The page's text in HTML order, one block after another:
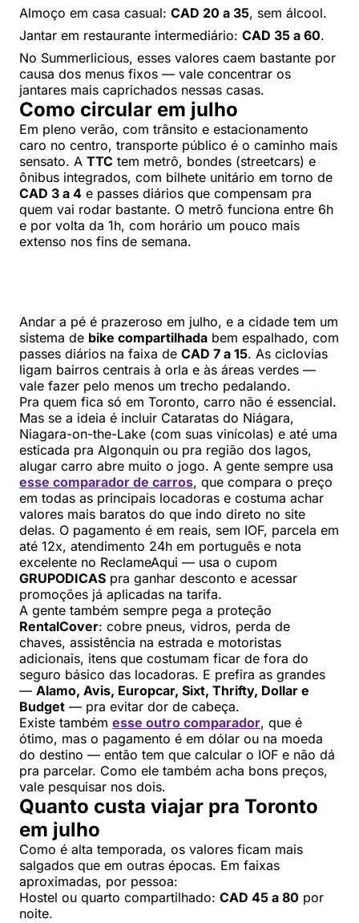
Almoço em casa casual: CAD 20 a 35, sem álcool.
Jantar em restaurante intermediário: CAD 35 a 60.
No Summerlicious, esses valores caem bastante por
causa dos menus fixos — vale concentrar os
jantares mais caprichados nessas casas.
Como circular em julho
Em pleno verão, com trânsito e estacionamento
caro no centro, transporte público é o caminho mais
sensato. A TTC tem metrô, bondes (streetcars) e
ônibus integrados, com bilhete unitário em torno de
CAD 3 a 4 e passes diários que compensam pra
quem vai rodar bastante. O metrô funciona entre 6h
e por volta da 1h, com horário um pouco mais
extenso nos fins de semana.
Andar a pé é prazeroso em julho, e a cidade tem um
sistema de bike compartilhada bem espalhado, com
passes diários na faixa de CAD 7 a 15. As ciclovias
ligam bairros centrais à orla e às áreas verdes —
vale fazer pelo menos um trecho pedalando.
Pra quem fica só em Toronto, carro não é essencial.
Mas se a ideia é incluir Cataratas do Niágara,
Niagara-on-the-Lake (com suas vinícolas) e até uma
esticada pra Algonquin ou pra região dos lagos,
alugar carro abre muito o jogo. A gente sempre usa
esse comparador de carros, que compara o preço
em todas as principais locadoras e costuma achar
valores mais baratos do que indo direto no site
delas. O pagamento é em reais, sem IOF, parcela em
até 12x, atendimento 24h em português e nota
excelente no ReclameAqui — usa o cupom
GRUPODICAS pra ganhar desconto e acessar
promoções já aplicadas na tarifa.
A gente também sempre pega a proteção
RentalCover: cobre pneus, vidros, perda de
chaves, assistência na estrada e motoristas
adicionais, itens que costumam ficar de fora do
seguro básico das locadoras. E prefira as grandes
— Alamo, Avis, Europcar, Sixt, Thrifty, Dollar e
Budget — pra evitar dor de cabeça.
Existe também esse outro comparador, que é
ótimo, mas o pagamento é em dólar ou na moeda
do destino — então tem que calcular o IOF e não dá
pra parcelar. Como ele também acha bons preços,
vale pesquisar nos dois.
Quanto custa viajar pra Toronto
em julho
Como é alta temporada, os valores ficam mais
salgados que em outras épocas. Em faixas
aproximadas, por pessoa:
Hostel ou quarto compartilhado: CAD 45 a 80 por
noite.